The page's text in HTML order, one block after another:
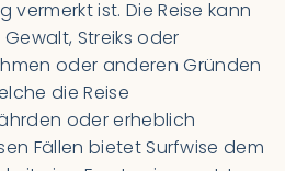
vermerkt ist. Die Reise kann
Streiks oder
oder anderen Gründen
die Reise
oder erheblich
Fällen bietet Surfwise dem